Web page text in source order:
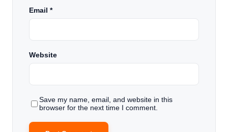
Email *
Website
Save my name, email, and website in this
browser for the next time I comment.